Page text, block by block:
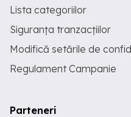
Lista categoriilor
Siguranța tranzacțiilor
Modifică setările de
Regulament Campanie
Parteneri